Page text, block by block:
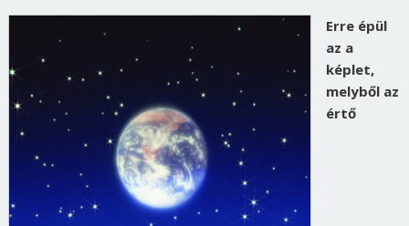
Erre épül
az a
képlet,
melyből az
értő